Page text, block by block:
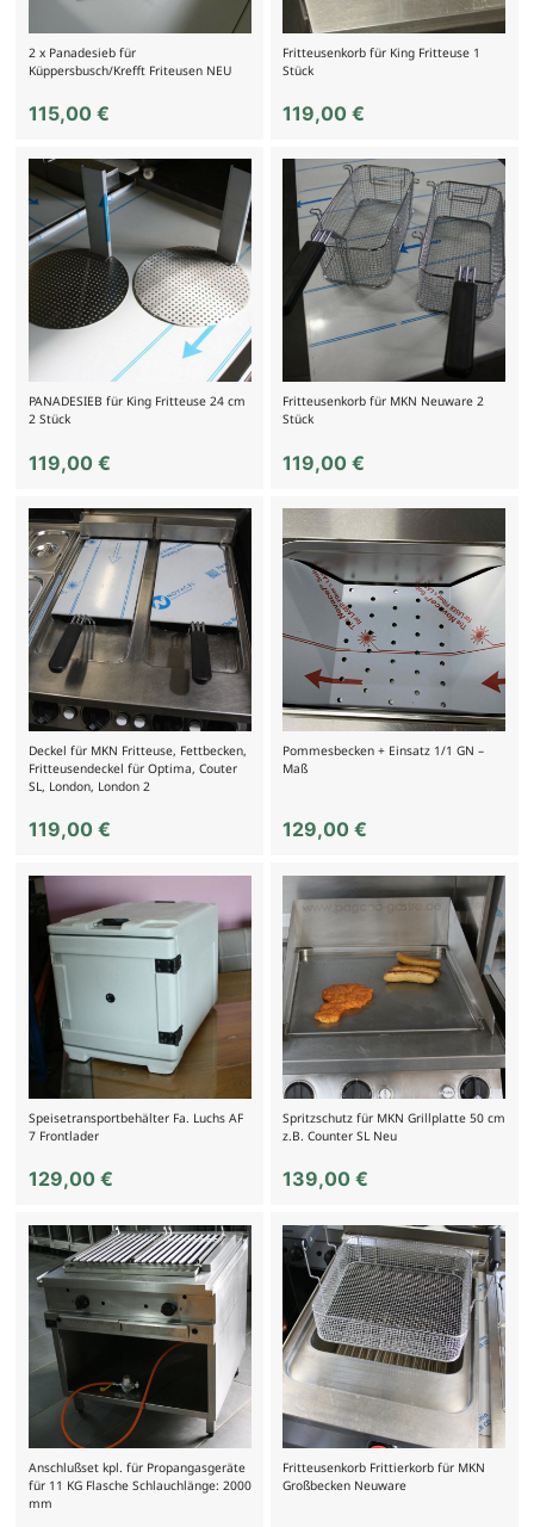
2 x Panadesieb für
Küppersbusch/Krefft Friteusen NEU
115,00 €
Fritteusenkorb für King Fritteuse 1
Stück
119,00€
PANADESIEB für King Fritteuse 24 cm
2 Stück
119,00 €
Fritteusenkorb für MKN Neuware 2
Stück
119,00€
Deckel für MKN Fritteuse, Fettbecken,
Fritteusendeckel für Optima, Couter
SL, London, London 2
119,00 €
Pommesbecken + Einsatz 1/1 GN –
Maß
129,00€
Speisetransportbehälter Fa. Luchs AF
7 Frontlader
129,00 €
Spritzschutz für MKN Grillplatte 50 cm
z.B. Counter SL Neu
139,00€
Anschlußset kpl. für Propangasgeräte
für 11 KG Flasche Schlauchlänge: 2000
mm
Fritteusenkorb Frittierkorb für MKN
Großbecken Neuware